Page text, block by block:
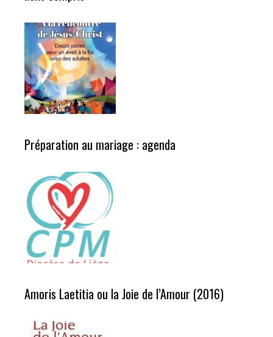
Préparation au mariage : agenda
Amoris Laetitia ou la Joie de l’Amour (2016)